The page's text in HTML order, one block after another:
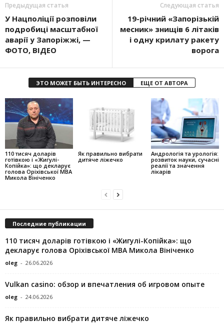
Предыдущая статья
У Нацполіції розповіли
подробиці масштабної
аварії у Запоріжжі, —
ФОТО, ВІДЕО
Следующая статья
19-річний «Запорізькій
месник» знищів 6 літаків
і одну крилату ракету
ворога
ЭТО МОЖЕТ БЫТЬ ИНТЕРЕСНО ЕЩЕ ОТ АВТОРА
110 тисяч доларів
готівкою і «Жигулі-
Копійка»: що декларує
голова Оріхівської МВА
Микола Вініченко
Як правильно вибрати
дитяче ліжечко
Андрологія та урологія:
розвиток науки, сучасні
реалії та значення
лікарів
Последние публикации
110 тисяч доларів готівкою і «Жигулі-Копійка»: що
декларує голова Оріхівської МВА Микола Вініченко
oleg - 26.06.2026
Vulkan casino: обзор и впечатления об игровом опыте
oleg - 24.06.2026
Як правильно вибрати дитяче ліжечко